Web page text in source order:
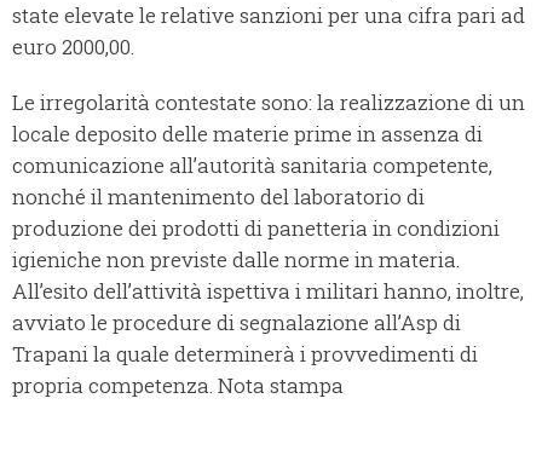
state elevate le relative sanzioni per una cifra pari ad
euro 2000,00.
Le irregolarità contestate sono: la realizzazione di un
locale deposito delle materie prime in assenza di
comunicazione all’autorità sanitaria competente,
nonché il mantenimento del laboratorio di
produzione dei prodotti di panetteria in condizioni
igieniche non previste dalle norme in materia.
All’esito dell’attività ispettiva i militari hanno, inoltre,
avviato le procedure di segnalazione all’Asp di
Trapani la quale determinerà i provvedimenti di
propria competenza. Nota stampa